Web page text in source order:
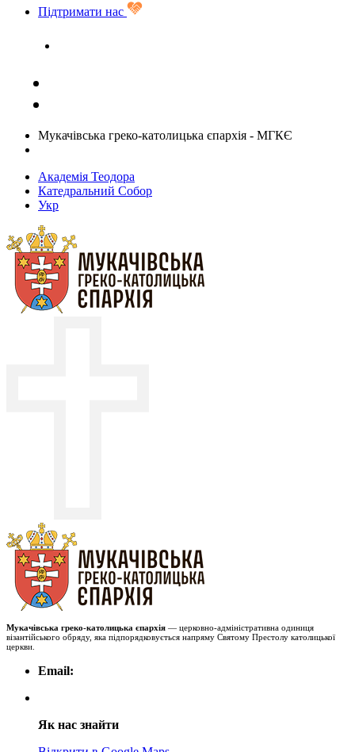
Підтримати нас
Мукачівська греко-католицька єпархія - МГКЄ
Академія Теодора
Катедральний Собор
Укр
Мукачівська греко-католицька єпархія — церковно-адміністративна одиниця
візантійського обряду, яка підпорядковується напряму Святому Престолу католицької
церкви.
Email:
Як нас знайти